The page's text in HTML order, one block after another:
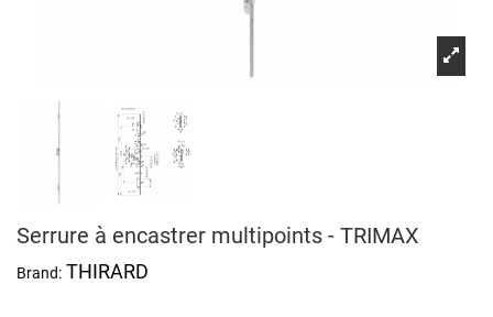
Serrure à encastrer multipoints - TRIMAX
Brand: THIRARD